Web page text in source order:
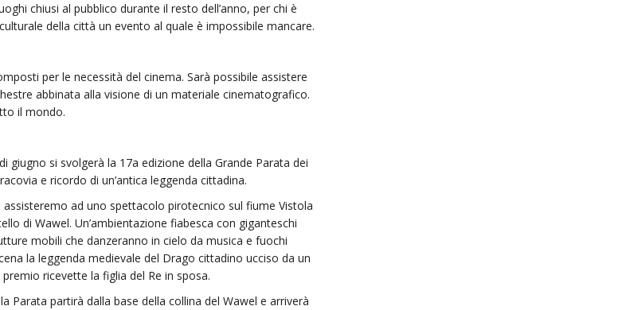
chiusi al pubblico durante il resto dell’anno, per chi è
della città un evento al quale è impossibile mancare.
per le necessità del cinema. Sarà possibile assistere
abbinata alla visione di un materiale cinematografico.
il mondo.
giugno si svolgerà la 17a edizione della Grande Parata dei
e ricordo di un’antica leggenda cittadina.
ad uno spettacolo pirotecnico sul fiume Vistola
di Wawel. Un’ambientazione fiabesca con giganteschi
mobili che danzeranno in cielo da musica e fuochi
la leggenda medievale del Drago cittadino ucciso da un
ricevette la figlia del Re in sposa.
Parata partirà dalla base della collina del Wawel e arriverà